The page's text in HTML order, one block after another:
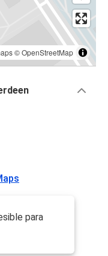
©OpenStreetMap
para